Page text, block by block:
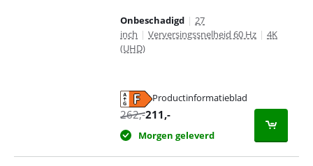
Onbeschadigd | 27
inch | Verversingssnelheid 60 Hz | 4K
(UHD)
Productinformatieblad
262,-211,-
Morgen geleverd